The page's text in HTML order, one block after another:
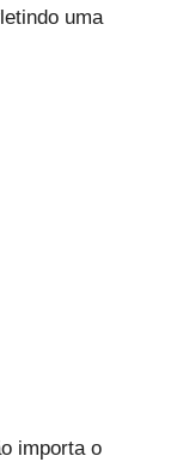
uma
importa o